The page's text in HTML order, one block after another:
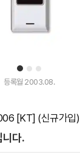
1 2 3
등록월 2003.08.
[KT] (신규가입)
니다.